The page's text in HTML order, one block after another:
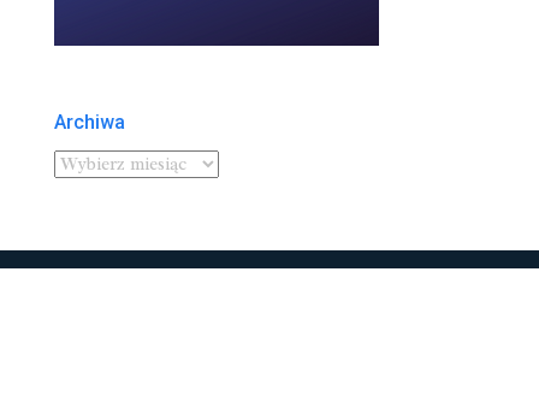
Archiwa